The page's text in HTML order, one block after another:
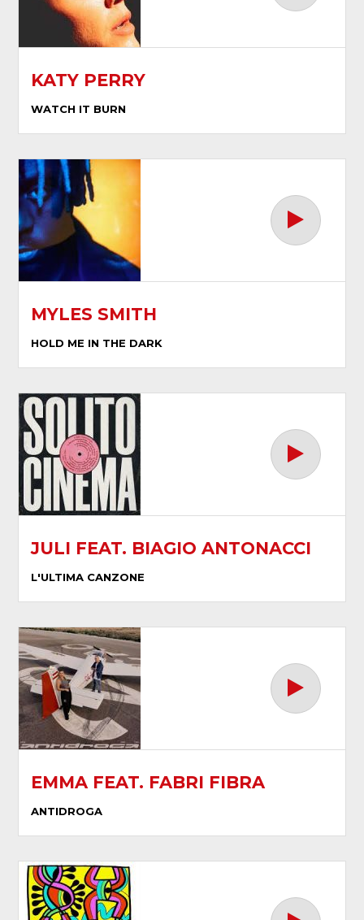
KATY PERRY
WATCH IT BURN
MYLES SMITH
HOLD ME IN THE DARK
JULI FEAT. BIAGIO ANTONACCI
L'ULTIMA CANZONE
EMMA FEAT. FABRI FIBRA
ANTIDROGA